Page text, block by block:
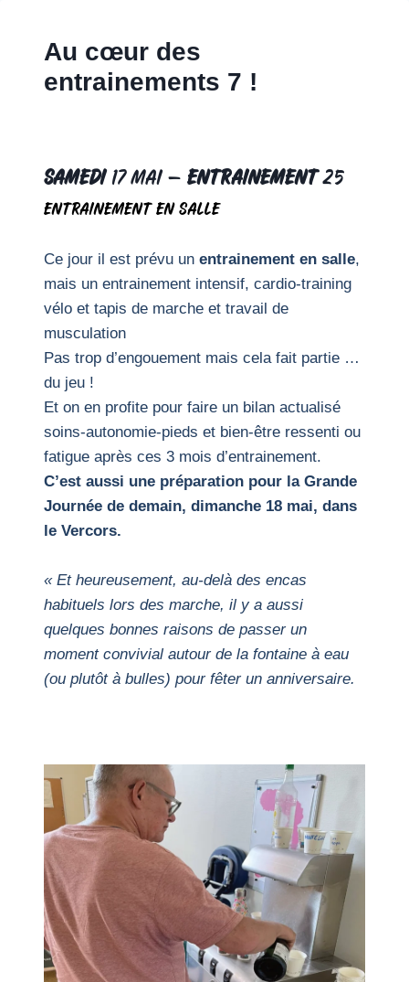
contenuAu cœur des
entrainements 7 !
samedi17 mai – Entrainement25
Entrainement en salle
Ce jour il est prévu un entrainement en salle,
mais un entrainement intensif, cardio-training
vélo et tapis de marche et travail de
musculation
Pas trop d’engouement mais cela fait partie …
du jeu !
Et on en profite pour faire un bilan actualisé
soins-autonomie-pieds et bien-être ressenti ou
fatigue après ces 3 mois d’entrainement.
C’est aussi une préparation pour la Grande
Journée de demain, dimanche 18 mai, dans
le Vercors.
« Et heureusement, au-delà des encas
habituels lors des marche, il y a aussi
quelques bonnes raisons de passer un
moment convivial autour de la fontaine à eau
(ou plutôt à bulles) pour fêter un anniversaire.